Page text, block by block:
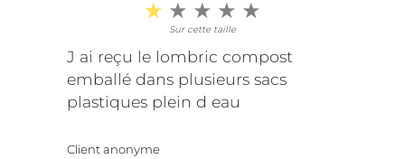
Sur cette taille
J ai reçu le lombric compost
emballé dans plusieurs sacs
plastiques plein d eau
Client anonyme